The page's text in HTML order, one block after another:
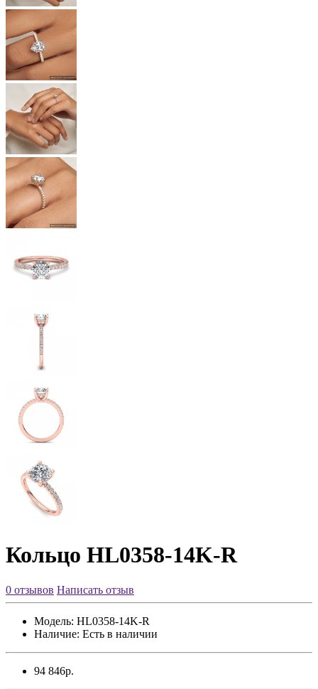
Кольцо HL0358-14K-R
0 отзывов Написать отзыв
Модель: HL0358-14K-R
Наличие: Есть в наличии
94 846р.